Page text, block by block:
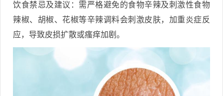
饮食禁忌及建议：需严格避免的食物辛辣及刺激性食物
辣椒、胡椒、花椒等辛辣调料会刺激皮肤，加重炎症反
应，导致皮损扩散或瘙痒加剧。